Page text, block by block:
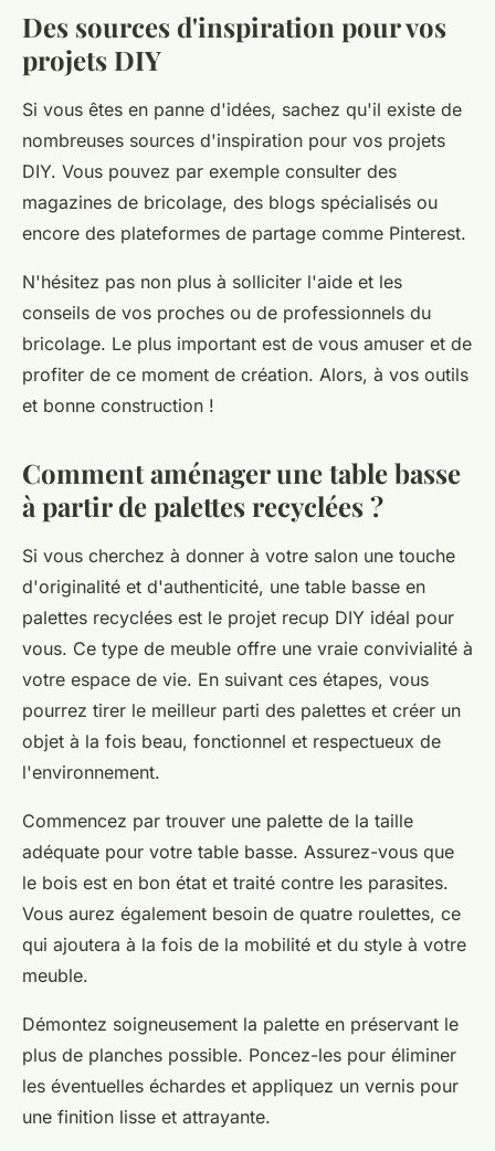
Des sources d'inspiration pour vos
projets DIY
Si vous êtes en panne d'idées, sachez qu'il existe de
nombreuses sources d'inspiration pour vos projets
DIY. Vous pouvez par exemple consulter des
magazines de bricolage, des blogs spécialisés ou
encore des plateformes de partage comme Pinterest.
N'hésitez pas non plus à solliciter l'aide et les
conseils de vos proches ou de professionnels du
bricolage. Le plus important est de vous amuser et de
profiter de ce moment de création. Alors, à vos outils
et bonne construction !
Comment aménager une table basse
à partir de palettes recyclées ?
Si vous cherchez à donner à votre salon une touche
d'originalité et d'authenticité, une table basse en
palettes recyclées est le projet recup DIY idéal pour
vous. Ce type de meuble offre une vraie convivialité à
votre espace de vie. En suivant ces étapes, vous
pourrez tirer le meilleur parti des palettes et créer un
objet à la fois beau, fonctionnel et respectueux de
l'environnement.
Commencez par trouver une palette de la taille
adéquate pour votre table basse. Assurez-vous que
le bois est en bon état et traité contre les parasites.
Vous aurez également besoin de quatre roulettes, ce
qui ajoutera à la fois de la mobilité et du style à votre
meuble.
Démontez soigneusement la palette en préservant le
plus de planches possible. Poncez-les pour éliminer
les éventuelles échardes et appliquez un vernis pour
une finition lisse et attrayante.